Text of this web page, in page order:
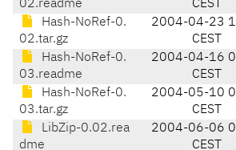
02.readme
CEST
Hash-NoRef-0.
02.tar.gz
2004-04-23
CEST
Hash-NoRef-0.
03.readme
2004-04-16
CEST
Hash-NoRef-0.
03.tar.gz
2004-05-10
CEST
LibZip-0.02.rea
dme
2004-06-06
CEST